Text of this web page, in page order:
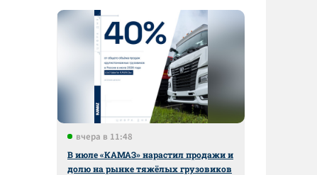
вчера в 11:48
В июле «КАМАЗ» нарастил продажи и
долю на рынке тяжёлых грузовиков